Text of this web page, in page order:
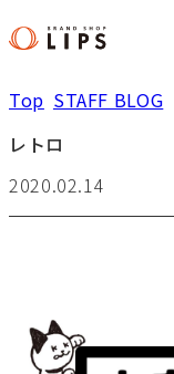
Top STAFF BLOG
レトロ
2020.02.14